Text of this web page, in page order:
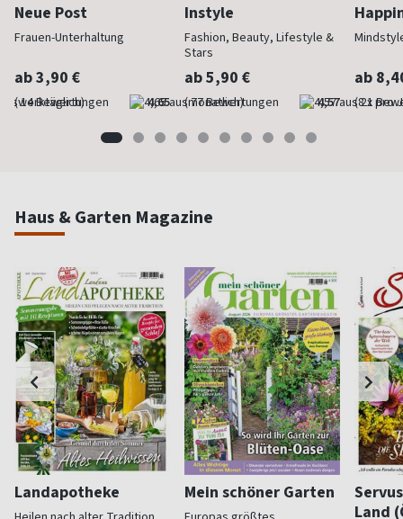
Neue Post
Frauen-Unterhaltung
ab 3,90 €
(werktäglich) 4,65
Instyle
Fashion, Beauty, Lifestyle &
Stars
ab 5,90 €
(monatlich) 4,57
ab
(8 x pro
Haus & Garten Magazine
Landapotheke Mein schöner Garten
Land